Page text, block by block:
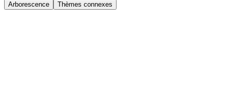
Arborescence Thèmes connexes